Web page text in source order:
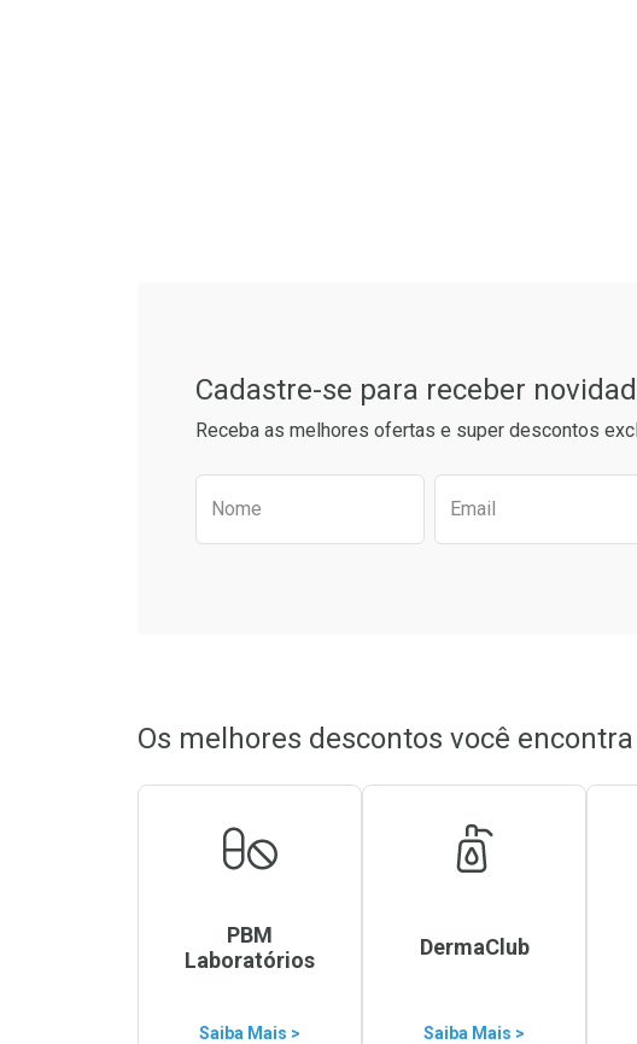
Cadastre-se para receber
Receba as melhores ofertas e super descontos
Preencha o formulário abaixo
Nome Email
Os melhores descontos você
PBM
Laboratórios
Saiba Mais >
DermaClub
Saiba Mais >